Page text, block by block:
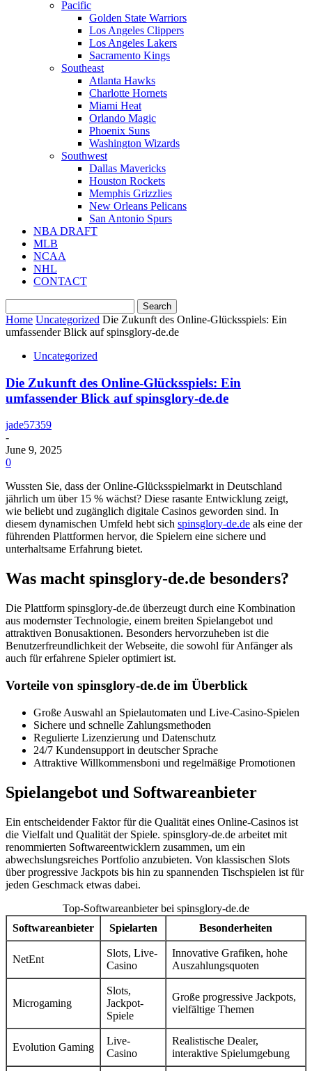
Pacific
Golden State Warriors
Los Angeles Clippers
Los Angeles Lakers
Sacramento Kings
Southeast
Atlanta Hawks
Charlotte Hornets
Miami Heat
Orlando Magic
Phoenix Suns
Washington Wizards
Southwest
Dallas Mavericks
Houston Rockets
Memphis Grizzlies
New Orleans Pelicans
San Antonio Spurs
NBA DRAFT
MLB
NCAA
NHL
CONTACT
Home Uncategorized Die Zukunft des Online-Glücksspiels: Ein
umfassender Blick auf spinsglory-de.de
Uncategorized
Die Zukunft des Online-Glücksspiels: Ein
umfassender Blick auf spinsglory-de.de
jade57359
-
June 9, 2025
0
Wussten Sie, dass der Online-Glücksspielmarkt in Deutschland
jährlich um über 15 % wächst? Diese rasante Entwicklung zeigt,
wie beliebt und zugänglich digitale Casinos geworden sind. In
diesem dynamischen Umfeld hebt sich spinsglory-de.de als eine der
führenden Plattformen hervor, die Spielern eine sichere und
unterhaltsame Erfahrung bietet.
Was macht spinsglory-de.de besonders?
Die Plattform spinsglory-de.de überzeugt durch eine Kombination
aus modernster Technologie, einem breiten Spielangebot und
attraktiven Bonusaktionen. Besonders hervorzuheben ist die
Benutzerfreundlichkeit der Webseite, die sowohl für Anfänger als
auch für erfahrene Spieler optimiert ist.
Vorteile von spinsglory-de.de im Überblick
Große Auswahl an Spielautomaten und Live-Casino-Spielen
Sichere und schnelle Zahlungsmethoden
Regulierte Lizenzierung und Datenschutz
24/7 Kundensupport in deutscher Sprache
Attraktive Willkommensboni und regelmäßige Promotionen
Spielangebot und Softwareanbieter
Ein entscheidender Faktor für die Qualität eines Online-Casinos ist
die Vielfalt und Qualität der Spiele. spinsglory-de.de arbeitet mit
renommierten Softwareentwicklern zusammen, um ein
abwechslungsreiches Portfolio anzubieten. Von klassischen Slots
über progressive Jackpots bis hin zu spannenden Tischspielen ist für
jeden Geschmack etwas dabei.
Top-Softwareanbieter bei spinsglory-de.de
Softwareanbieter
Spielarten Besonderheiten
NetEnt
Slots, Live-
Casino
Innovative Grafiken, hohe
Auszahlungsquoten
Microgaming
Slots,
Jackpot-
Spiele
Große progressive Jackpots,
vielfältige Themen
Evolution Gaming
Live-
Casino
Realistische Dealer,
interaktive Spielumgebung